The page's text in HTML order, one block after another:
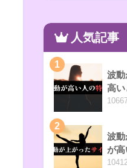
人気記事
1
波動
高い
2
波動
が高